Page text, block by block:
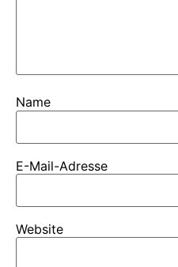
Name
E-Mail-Adresse
Website